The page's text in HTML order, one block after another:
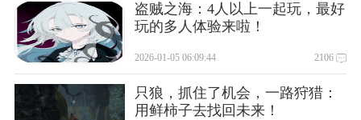
盗贼之海：4人以上一起玩，最好
玩的多人体验来啦！
2026-01-05 06:09:44 2106
只狼，抓住了机会，一路狩猎：
用鲜柿子去找回未来！